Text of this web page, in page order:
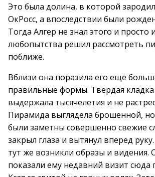
Это была долина, в которой
ОкРосс, а впоследствии были
Тогда Алгер не знал этого и просто
любопытства решил рассмотреть
поближе.
Вблизи она поразила его еще
правильные формы. Твердая
выдержала тысячелетия и не
Пирамида выглядела брошенной,
были заметны совершенно свежие
закрыл глаза и вытянул вперед
тут же возникли образы и видения.
показали ему недавний визит сюда